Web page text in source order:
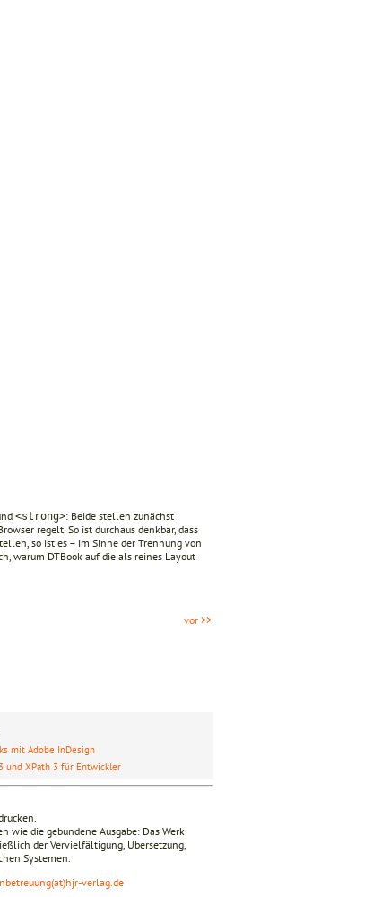
<strong>: Beide stellen zunächst
regelt. So ist durchaus denkbar, dass
so ist es – im Sinne der Trennung von
warum DTBook auf die als reines Layout
vor >>
mit Adobe InDesign
und XPath 3 für Entwickler
wie die gebundene Ausgabe: Das Werk
der Vervielfältigung, Übersetzung,
Systemen.
verlag.de